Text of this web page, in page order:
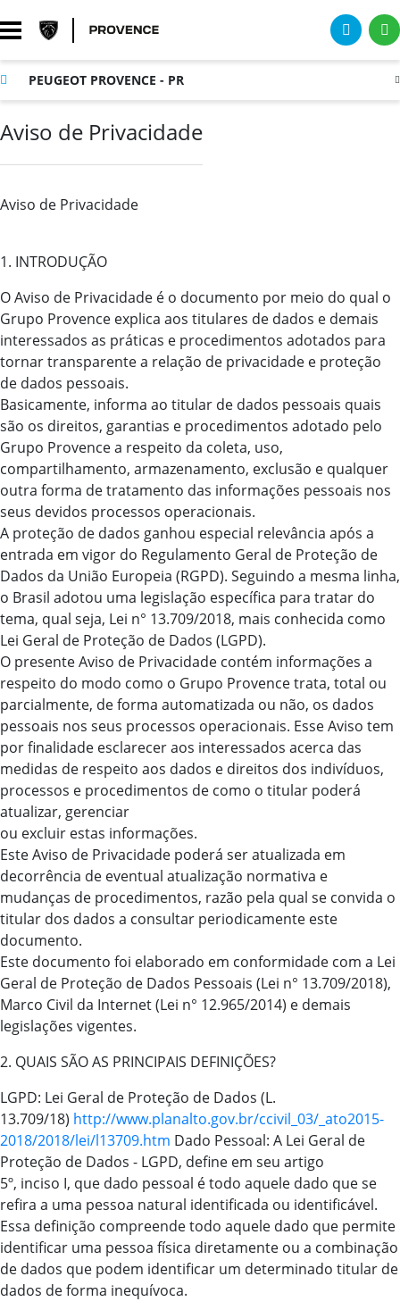
PEUGEOT PROVENCE - PR
Aviso de Privacidade
Aviso de Privacidade
1. INTRODUÇÃO
O Aviso de Privacidade é o documento por meio do qual o
Grupo Provence explica aos titulares de dados e demais
interessados as práticas e procedimentos adotados para
tornar transparente a relação de privacidade e proteção
de dados pessoais.
Basicamente, informa ao titular de dados pessoais quais
são os direitos, garantias e procedimentos adotado pelo
Grupo Provence a respeito da coleta, uso,
compartilhamento, armazenamento, exclusão e qualquer
outra forma de tratamento das informações pessoais nos
seus devidos processos operacionais.
A proteção de dados ganhou especial relevância após a
entrada em vigor do Regulamento Geral de Proteção de
Dados da União Europeia (RGPD). Seguindo a mesma linha,
o Brasil adotou uma legislação específica para tratar do
tema, qual seja, Lei n° 13.709/2018, mais conhecida como
Lei Geral de Proteção de Dados (LGPD).
O presente Aviso de Privacidade contém informações a
respeito do modo como o Grupo Provence trata, total ou
parcialmente, de forma automatizada ou não, os dados
pessoais nos seus processos operacionais. Esse Aviso tem
por finalidade esclarecer aos interessados acerca das
medidas de respeito aos dados e direitos dos indivíduos,
processos e procedimentos de como o titular poderá
atualizar, gerenciar
ou excluir estas informações.
Este Aviso de Privacidade poderá ser atualizada em
decorrência de eventual atualização normativa e
mudanças de procedimentos, razão pela qual se convida o
titular dos dados a consultar periodicamente este
documento.
Este documento foi elaborado em conformidade com a Lei
Geral de Proteção de Dados Pessoais (Lei n° 13.709/2018),
Marco Civil da Internet (Lei n° 12.965/2014) e demais
legislações vigentes.
2. QUAIS SÃO AS PRINCIPAIS DEFINIÇÕES?
LGPD: Lei Geral de Proteção de Dados (L.
13.709/18) http://www.planalto.gov.br/ccivil_03/_ato2015-
2018/2018/lei/l13709.htm Dado Pessoal: A Lei Geral de
Proteção de Dados - LGPD, define em seu artigo
5º, inciso I, que dado pessoal é todo aquele dado que se
refira a uma pessoa natural identificada ou identificável.
Essa definição compreende todo aquele dado que permite
identificar uma pessoa física diretamente ou a combinação
de dados que podem identificar um determinado titular de
dados de forma inequívoca.